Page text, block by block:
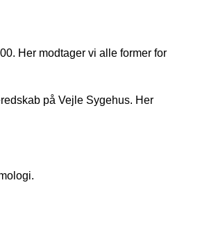
Her modtager vi alle former for
på Vejle Sygehus. Her